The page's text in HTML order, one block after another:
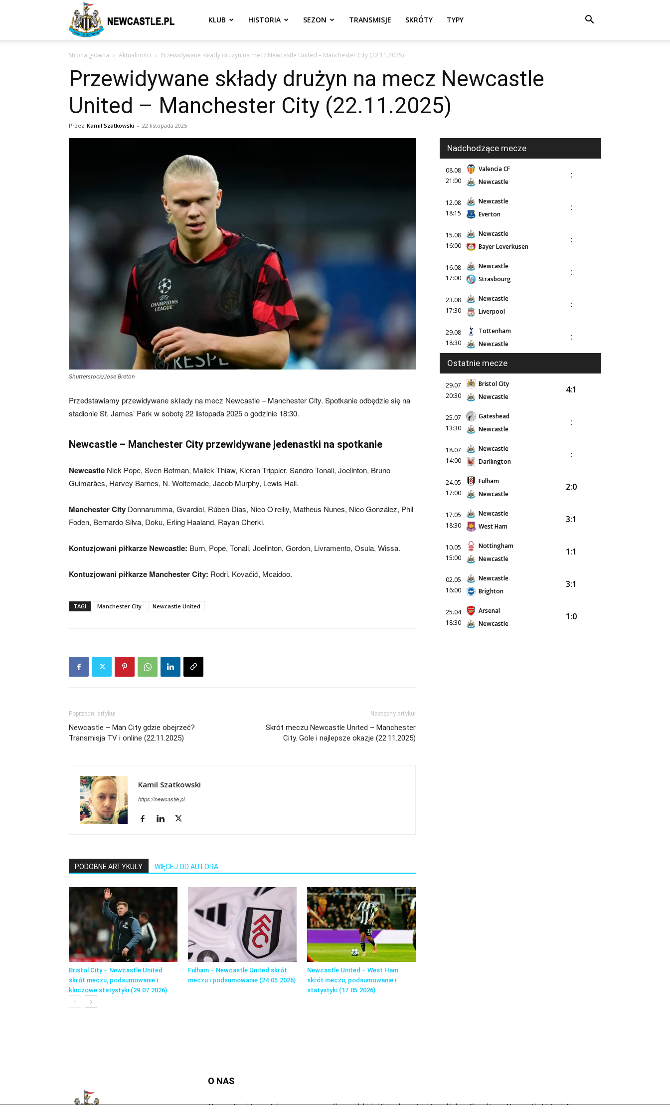
Newcastle
United
–
aktualności
(transfery,
mecze,
skład)
Newcastle.pl
KLUB HISTORIA SEZON TRANSMISJE SKRÓTY TYPY
Strona główna Aktualności Przewidywane składy drużyn na mecz Newcastle United – Manchester City (22.11.2025)
Przewidywane składy drużyn na mecz Newcastle
United – Manchester City (22.11.2025)
Przez Kamil Szatkowski - 22 listopada 2025
Shutterstock/Jose Breton
Przedstawiamy przewidywane składy na mecz Newcastle – Manchester City. Spotkanie odbędzie się na
stadionie St. James’ Park w sobotę 22 listopada 2025 o godzinie 18:30.
Newcastle – Manchester City przewidywane jedenastki na spotkanie
Newcastle Nick Pope, Sven Botman, Malick Thiaw, Kieran Trippier, Sandro Tonali, Joelinton, Bruno
Guimarães, Harvey Barnes, N. Woltemade, Jacob Murphy, Lewis Hall.
Manchester City Donnarumma, Gvardiol, Rúben Dias, Nico O’reilly, Matheus Nunes, Nico González, Phil
Foden, Bernardo Silva, Doku, Erling Haaland, Rayan Cherki.
Kontuzjowani piłkarze Newcastle: Burn, Pope, Tonali, Joelinton, Gordon, Livramento, Osula, Wissa.
Kontuzjowani piłkarze Manchester City: Rodri, Kovačić, Mcaidoo.
TAGI Manchester City Newcastle United
Poprzedni artykuł
Newcastle – Man City gdzie obejrzeć?
Transmisja TV i online (22.11.2025)
Następny artykuł
Skrót meczu Newcastle United – Manchester
City. Gole i najlepsze okazje (22.11.2025)
Kamil Szatkowski
https://newcastle.pl
PODOBNE ARTYKUŁY WIĘCEJ OD AUTORA
Bristol City – Newcastle United
skrót meczu, podsumowanie i
kluczowe statystyki (29.07.2026)
Fulham – Newcastle United skrót
meczu i podsumowanie (24.05.2026)
Newcastle United – West Ham
skrót meczu, podsumowanie i
statystyki (17.05.2026)
Nadchodzące mecze
08.08
21:00
Valencia CF
Newcastle
:
12.08
18:15
Newcastle
Everton
:
15.08
16:00
Newcastle
Bayer Leverkusen
:
16.08
17:00
Newcastle
Strasbourg
:
23.08
17:30
Newcastle
Liverpool
:
29.08
18:30
Tottenham
Newcastle
:
Ostatnie mecze
29.07
20:30
Bristol City
Newcastle
4:1
25.07
13:30
Gateshead
Newcastle
:
18.07
14:00
Newcastle
Darllington
:
24.05
17:00
Fulham
Newcastle
2:0
17.05
18:30
Newcastle
West Ham
3:1
10.05
15:00
Nottingham
Newcastle
1:1
02.05
16:00
Newcastle
Brighton
3:1
25.04
18:30
Arsenal
Newcastle
1:0
O NAS
Newcastle.pl to portal stworzony z myślą o polskich kibicach angielskiego klubu piłkarskiego Newcastle United. Naszym